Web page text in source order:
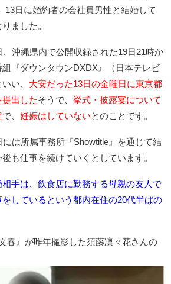
13日に婚約者の会社員男性と結婚して
ました。
沖縄県内で公開収録された19日21時か
『ダウンタウンDXDX』（日本テレビ
い、 大安だった13日の金曜日に東京都
出したそうで、 挙式・披露宴について
で、 妊娠はしていないとのことです。
は所属事務所『Showtitle』を通じて結
も仕事を続けていくとしています。
手は、飲食店に勤務する母親の友人で
しているという都内在住の20代半ばの
春』が昨年撮影した須藤凜々花さんの